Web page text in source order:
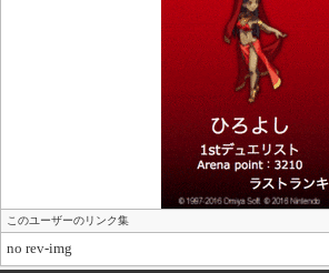
このユーザーのリンク集
no rev-img